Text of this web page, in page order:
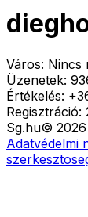
Város: Nincs
Üzenetek:
Értékelés: +
Regisztráció:
Sg.hu© 2026
Adatvédelmi